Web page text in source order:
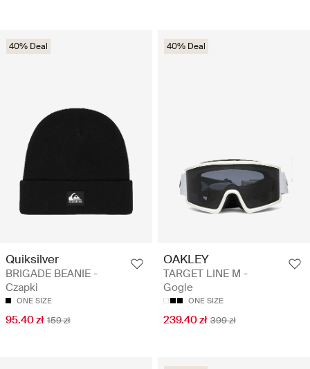
40% Deal
Quiksilver
BRIGADE BEANIE -
Czapki
ONE SIZE
95.40 zł 159 zł
40% Deal
OAKLEY
TARGET LINE M -
Gogle
ONE SIZE
239.40 zł 399 zł